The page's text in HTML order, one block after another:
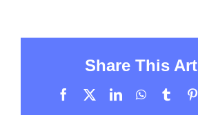
Share This
Facebook LinkedInWhatsApp